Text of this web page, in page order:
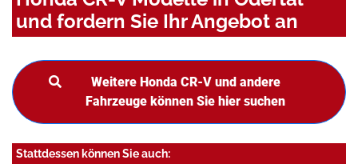
und fordern Sie Ihr Angebot an
Weitere Honda CR-V und andere
Fahrzeuge können Sie hier suchen
Stattdessen können Sie auch: